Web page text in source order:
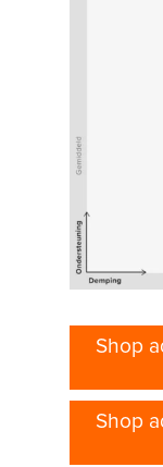
Shop
Shop